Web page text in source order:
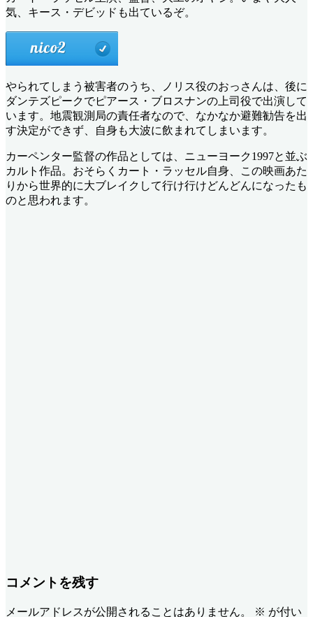
気、キース・デビッドも出ているぞ。
やられてしまう被害者のうち、ノリス役のおっさんは、後に
ダンテズピークでピアース・ブロスナンの上司役で出演して
います。地震観測局の責任者なので、なかなか避難勧告を出
す決定ができず、自身も大波に飲まれてしまいます。
カーペンター監督の作品としては、ニューヨーク1997と並ぶ
カルト作品。おそらくカート・ラッセル自身、この映画あた
りから世界的に大ブレイクして行け行けどんどんになったも
のと思われます。
コメントを残す
メールアドレスが公開されることはありません。 ※ が付い